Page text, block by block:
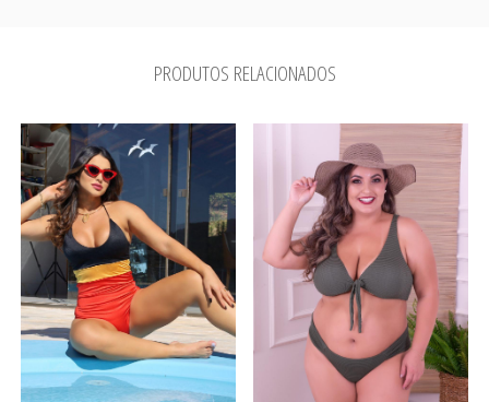
PRODUTOS RELACIONADOS